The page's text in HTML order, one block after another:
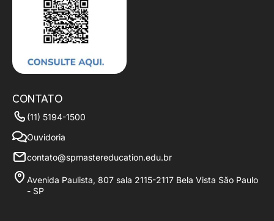
CONTATO
(11) 5194-1500
Ouvidoria
contato@spmastereducation.edu.br
Avenida Paulista, 807 sala 2115-2117 Bela Vista São Paulo
- SP